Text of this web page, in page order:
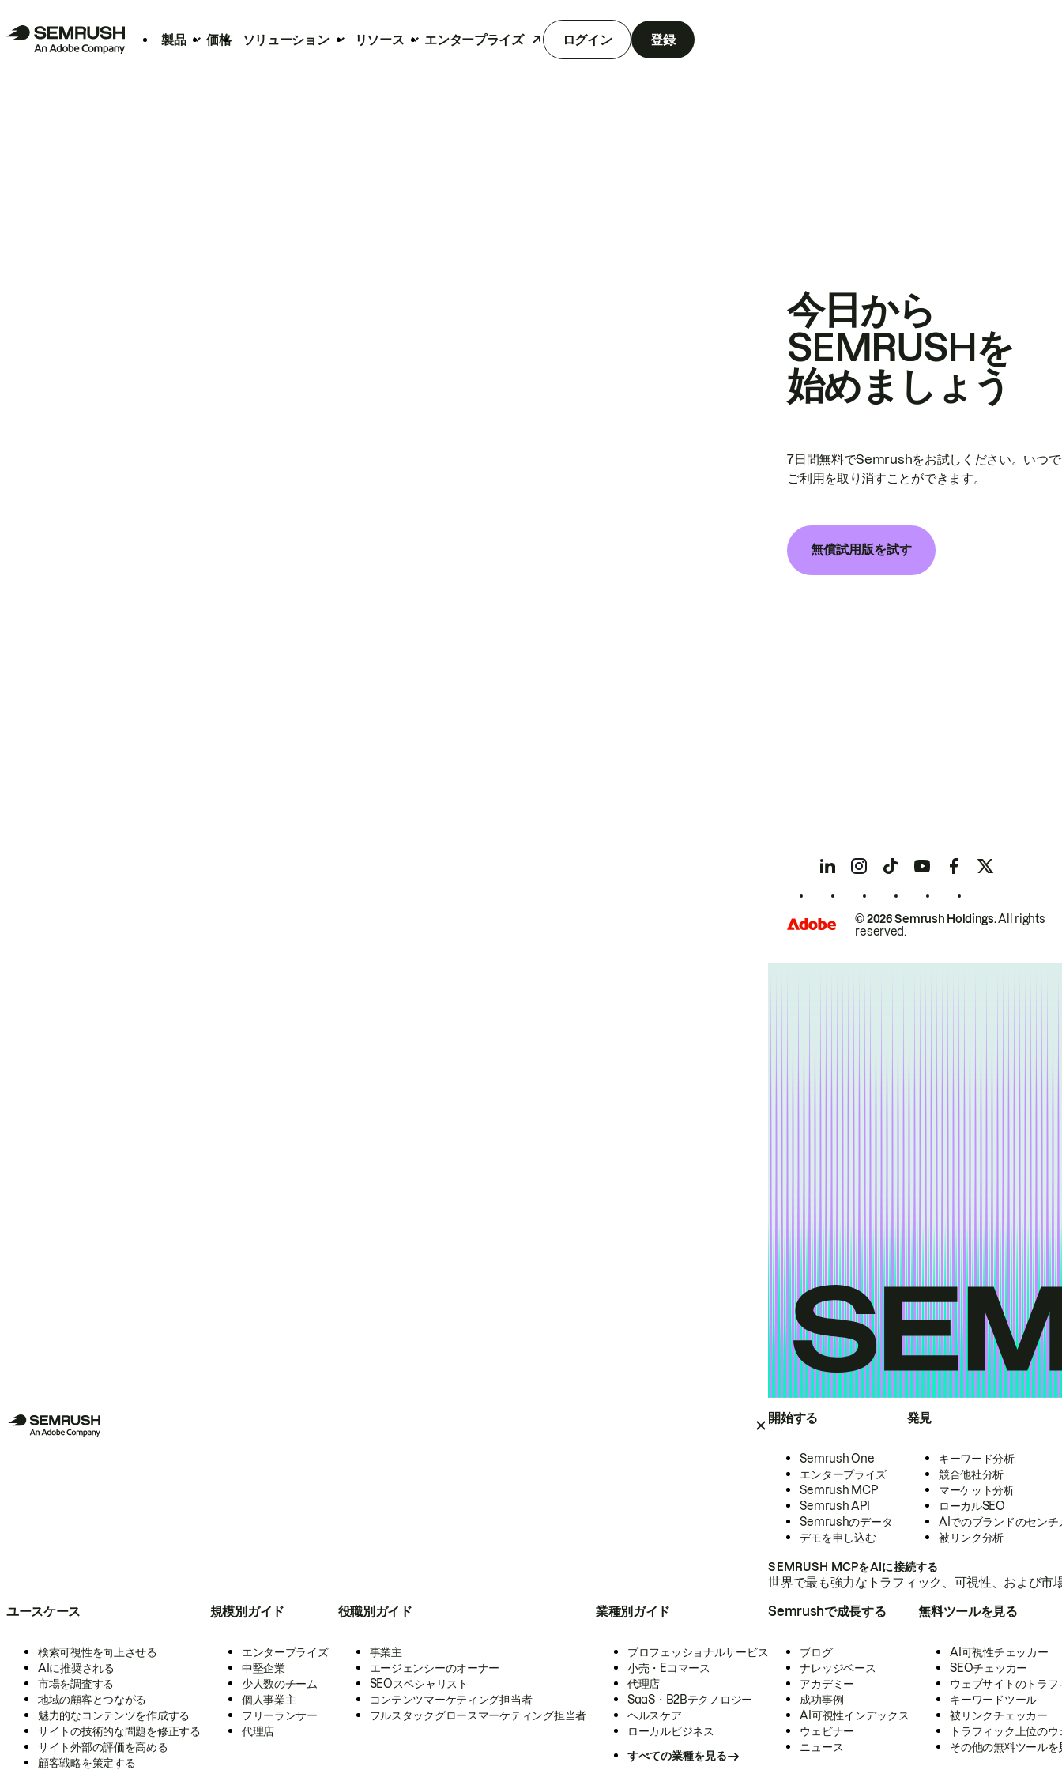
製品 価格 ソリューション リソース エンタープライズ ログイン 登録
開始する
Semrush One
エンタープライズ
Semrush MCP
Semrush API
Semrushのデータ
デモを申し込む
発見
キーワード分析
競合他社分析
マーケット分析
ローカルSEO
AIでのブランドのセンチ
被リンク分析
SEMRUSH MCPをAIに接続する
世界で最も強力なトラフィック、可視性、および
ユースケース
検索可視性を向上させる
AIに推奨される
市場を調査する
地域の顧客とつながる
魅力的なコンテンツを作成する
サイトの技術的な問題を修正する
サイト外部の評価を高める
顧客戦略を策定する
規模別ガイド
エンタープライズ
中堅企業
少人数のチーム
個人事業主
フリーランサー
代理店
役職別ガイド
事業主
エージェンシーのオーナー
SEOスペシャリスト
コンテンツマーケティング担当者
フルスタックグロースマーケティング担当者
業種別ガイド
プロフェッショナルサービス
小売・Eコマース
代理店
SaaS・B2Bテクノロジー
ヘルスケア
ローカルビジネス
すべての業種を見る
Semrushで成長する
ブログ
ナレッジベース
アカデミー
成功事例
AI可視性インデックス
ウェビナー
ニュース
無料ツールを見る
AI可視性チェッカー
SEOチェッカー
ウェブサイトのトラ
キーワードツール
被リンクチェッカー
トラフィック上位の
その他の無料ツールを
今日から
SEMRUSHを
始めましょう
7日間無料でSemrushをお試しください。いつ
ご利用を取り消すことができます。
無償試用版を試す
© 2026 Semrush Holdings.All rights
reserved.